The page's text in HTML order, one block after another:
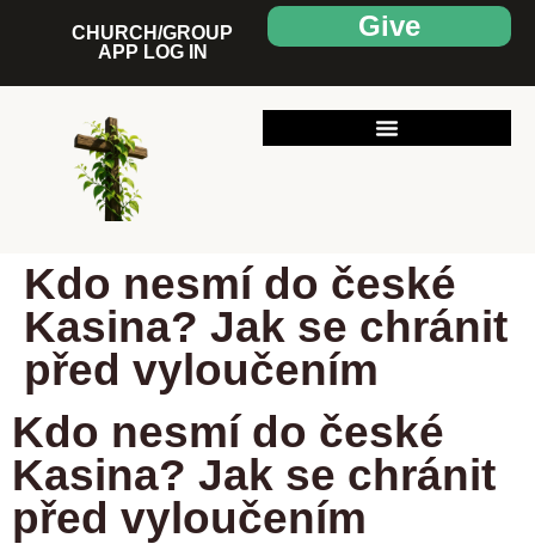
Give
CHURCH/GROUP
APP LOG IN
Kdo nesmí do české
Kasina? Jak se chránit
před vyloučením
Kdo nesmí do české
Kasina? Jak se chránit
před vyloučením